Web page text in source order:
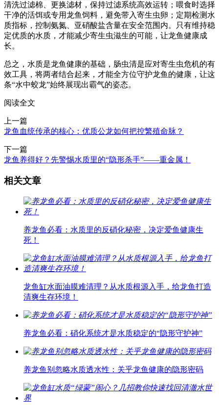
清洗过滤棉、更换滤材，保持过滤系统高效运转；喂食时选择
干净的活饵或专用龙鱼饲料，避免带入寄生虫卵；定期检测水
质指标，控制氨氮、亚硝酸盐含量在安全范围内。只有维持稳
定优质的水质，才能减少寄生虫滋生的可能，让龙鱼健康成
长。
总之，水质是龙鱼健康的基础，肠虫清是应对寄生虫危机的有
效工具，将两者结合起来，才能全方位守护龙鱼的健康，让这
条“水中蛟龙”始终展现出霸气的姿态。
阅读全文
上一篇
龙鱼血统传承的核心：优质公龙如何把控繁殖命脉？
下一篇
龙鱼养得好？先警惕水质里的“隐形杀手”——重金属！
相关文章
养龙鱼必看：水质里的反硝化秘密，决定爱鱼健康生
死！
龙鱼缸水面油膜难清理？从水质根源入手，给龙鱼打造
清爽生存环境！
养龙鱼必看：硝化系统才是水质稳定的“隐形守护神”
养龙鱼别忽略水质透水性：关乎龙鱼健康的隐形密码